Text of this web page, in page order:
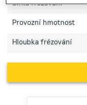
Šířka frézování
Provozní hmotnost
Hloubka frézování